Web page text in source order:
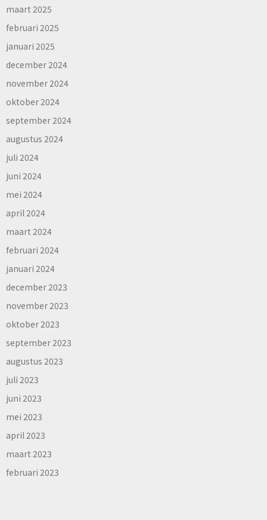
maart 2025
februari 2025
januari 2025
december 2024
november 2024
oktober 2024
september 2024
augustus 2024
juli 2024
juni 2024
mei 2024
april 2024
maart 2024
februari 2024
januari 2024
december 2023
november 2023
oktober 2023
september 2023
augustus 2023
juli 2023
juni 2023
mei 2023
april 2023
maart 2023
februari 2023